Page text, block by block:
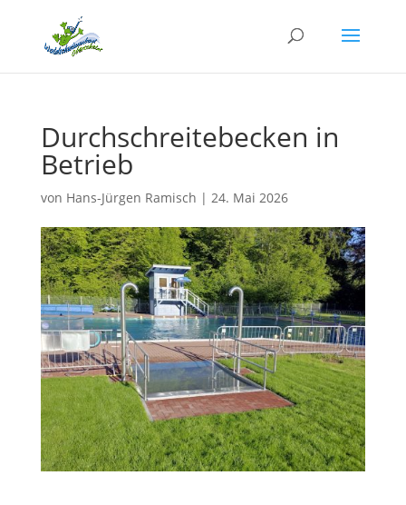
Durchschreitebecken in
Betrieb
von Hans-Jürgen Ramisch | 24. Mai 2026